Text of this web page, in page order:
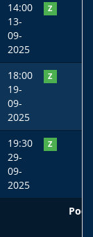
14:00
13-
09-
2025
Z
18:00
19-
09-
2025
Z
19:30
29-
09-
2025
Z